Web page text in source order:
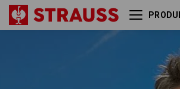
Funkčný sveter thermo
stretch e.s.motion 2020